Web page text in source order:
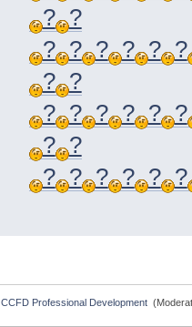
? ?
? ? ? ? ? ?
? ?
? ? ? ? ? ?
? ?
? ? ? ? ? ?
CCFD Professional Development